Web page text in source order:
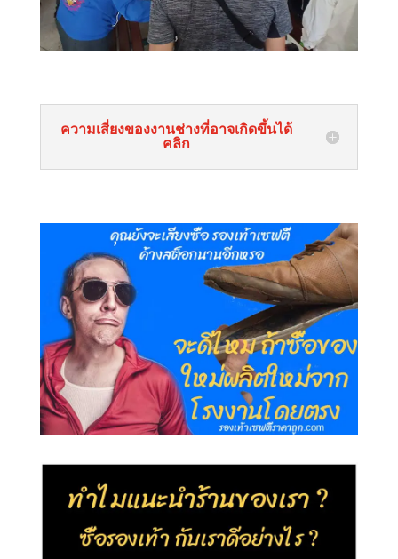
ความเสี่ยงของงานช่างที่อาจเกิดขึ้นได้
คลิก